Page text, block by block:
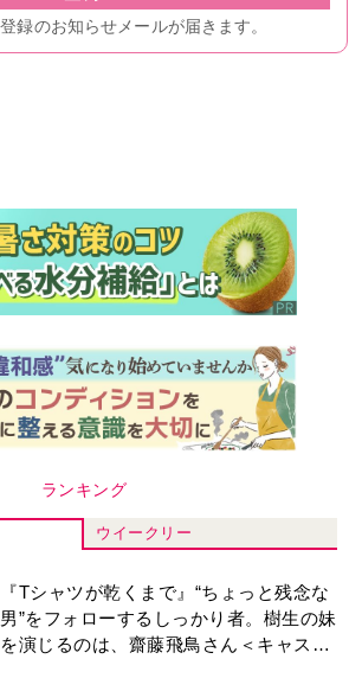
ランキング
ウイークリー
『Tシャツが乾くまで』“ちょっと残念な
男”をフォローするしっかり者。樹生の妹
を演じるのは、齋藤飛鳥さん＜キャスト